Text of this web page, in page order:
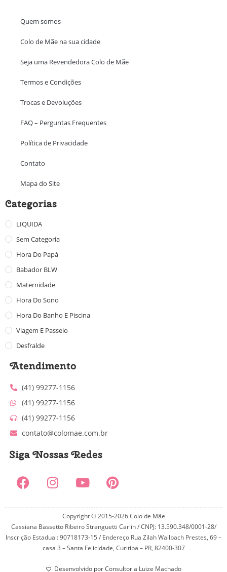
Quem somos
Colo de Mãe na sua cidade
Seja uma Revendedora Colo de Mãe
Termos e Condições
Trocas e Devoluções
FAQ – Perguntas Frequentes
Política de Privacidade
Contato
Mapa do Site
Categorias
LIQUIDA
Sem Categoria
Hora Do Papá
Babador BLW
Maternidade
Hora Do Sono
Hora Do Banho E Piscina
Viagem E Passeio
Desfralde
Atendimento
(41) 99277-1156
(41) 99277-1156
(41) 99277-1156
contato@colomae.com.br
Siga Nossas Redes
Copyright © 2015-2026 Colo de Mãe
Cassiana Bassetto Ribeiro Stranguetti Carlin / CNPJ: 13.590.348/0001-28/
Inscrição Estadual: 90718173-15 / Endereço Rua Zilah Wallbach Prestes, 69 –
casa 3 – Santa Felicidade, Curitiba – PR, 82400-307
Desenvolvido por Consultoria Luize Machado